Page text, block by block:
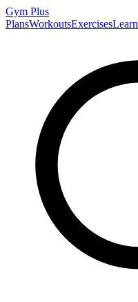
Gym Plus
PlansWorkoutsExercisesLearn